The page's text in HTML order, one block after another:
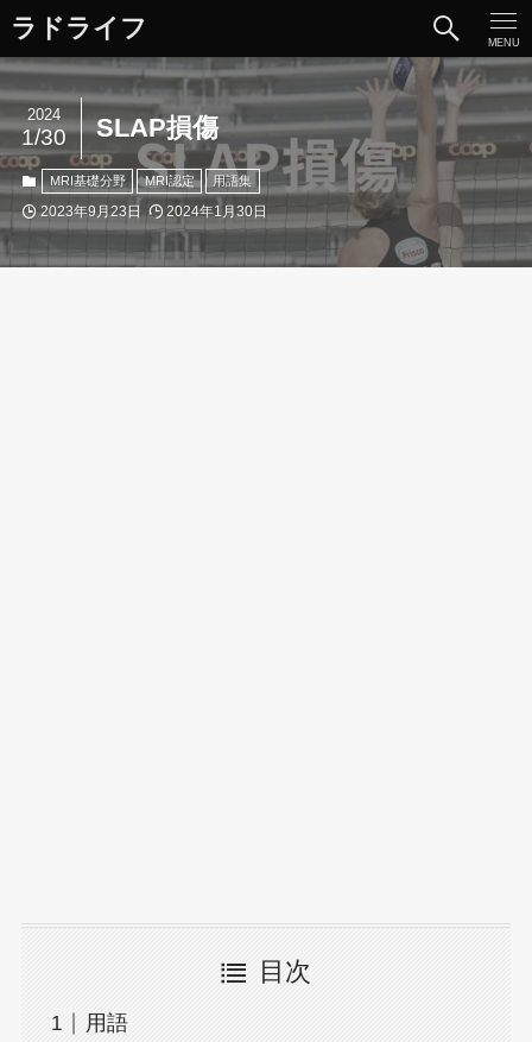
ラドライフ MENU
SLAP損傷
2024
1/30
MRI基礎分野 MRI認定 用語集
2023年9月23日 2024年1月30日
目次
用語